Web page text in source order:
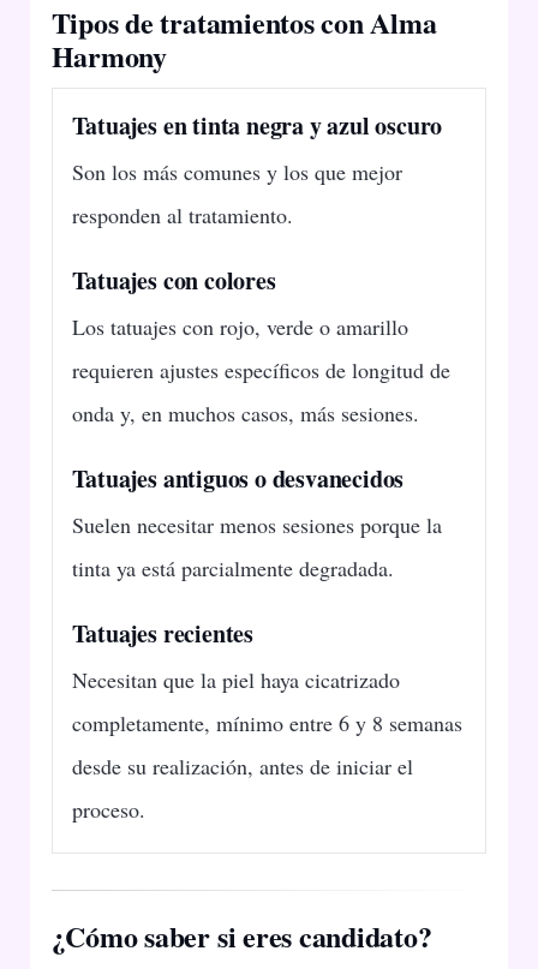
Tipos de tratamientos con Alma
Harmony
Tatuajes en tinta negra y azul oscuro
Son los más comunes y los que mejor
responden al tratamiento.
Tatuajes con colores
Los tatuajes con rojo, verde o amarillo
requieren ajustes específicos de longitud de
onda y, en muchos casos, más sesiones.
Tatuajes antiguos o desvanecidos
Suelen necesitar menos sesiones porque la
tinta ya está parcialmente degradada.
Tatuajes recientes
Necesitan que la piel haya cicatrizado
completamente, mínimo entre 6 y 8 semanas
desde su realización, antes de iniciar el
proceso.
¿Cómo saber si eres candidato?